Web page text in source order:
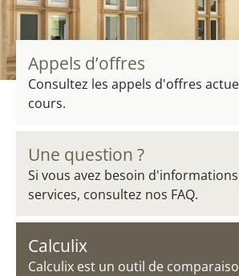
Appels d’offres
Consultez les appels d'offres
cours.
Une question ?
Si vous avez besoin
services, consultez nos FAQ.
Calculix
Calculix est un outil de